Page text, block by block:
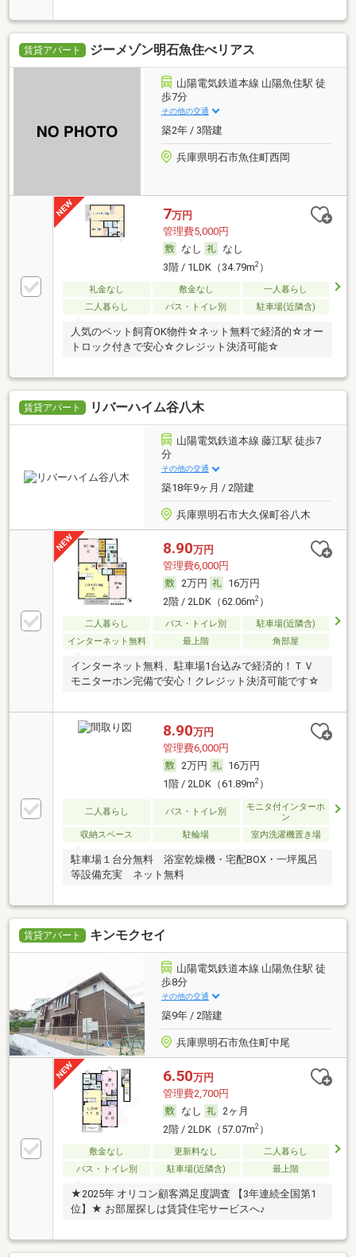
賃貸アパート ジーメゾン明石魚住べリアス
山陽電気鉄道本線 山陽魚住駅 徒
歩7分
その他の交通
築2年 / 3階建
兵庫県明石市魚住町西岡
7万円
管理費5,000円
なし
なし
3階 / 1LDK（34.79m2）
礼金なし 敷金なし
一人暮らし
二人暮らし
バス・トイレ別 駐車場(近隣含)
人気のペット飼育OK物件☆ネット無料で経済的☆オー
トロック付きで安心☆クレジット決済可能☆
賃貸アパート リバーハイム谷八木
山陽電気鉄道本線 藤江駅 徒歩7
分
その他の交通
築18年9ヶ月 / 2階建
兵庫県明石市大久保町谷八木
8.90万円
管理費6,000円
2万円
16万円
2階 / 2LDK（62.06m2）
二人暮らし バス・トイレ別
駐車場(近隣含)
インターネット無料
最上階 角部屋
インターネット無料、駐車場1台込みで経済的！ＴＶ
モニターホン完備で安心！クレジット決済可能です☆
8.90万円
管理費6,000円
2万円
16万円
1階 / 2LDK（61.89m2）
二人暮らし バス・トイレ別
モニタ付インターホ
ン
収納スペース
駐輪場 室内洗濯機置き場
駐車場１台分無料 浴室乾燥機・宅配BOX・一坪風呂
等設備充実 ネット無料
賃貸アパート キンモクセイ
山陽電気鉄道本線 山陽魚住駅 徒
歩8分
その他の交通
築9年 / 2階建
兵庫県明石市魚住町中尾
6.50万円
管理費2,700円
なし
2ヶ月
2階 / 2LDK（57.07m2）
敷金なし 更新料なし
二人暮らし
バス・トイレ別
駐車場(近隣含) 最上階
★2025年 オリコン顧客満足度調査 【3年連続全国第1
位】★ お部屋探しは賃貸住宅サービスへ♪